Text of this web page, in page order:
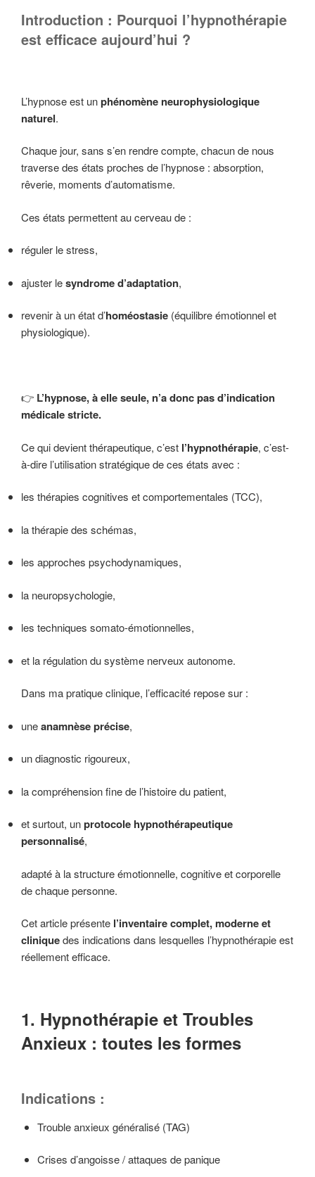
Introduction : Pourquoi l’hypnothérapie
est efficace aujourd’hui ?
L’hypnose est unphénomène neurophysiologique
naturel.
Chaque jour, sans s’en rendre compte, chacun de nous
traverse des états proches de l’hypnose : absorption,
rêverie, moments d’automatisme.
Ces états permettent au cerveau de :
réguler le stress,
ajuster lesyndrome d’adaptation,
revenir à un état d’homéostasie (équilibre émotionnel et
physiologique).
👉 L’hypnose, à elle seule, n’a donc pas d’indication
médicale stricte.
Ce qui devient thérapeutique, c’est l’hypnothérapie, c’est-
à-dire l’utilisation stratégique de ces états avec :
les thérapies cognitives et comportementales (TCC),
la thérapie des schémas,
les approches psychodynamiques,
la neuropsychologie,
les techniques somato-émotionnelles,
et la régulation du système nerveux autonome.
Dans ma pratique clinique, l’efficacité repose sur :
uneanamnèse précise,
un diagnostic rigoureux,
la compréhension fine de l’histoire du patient,
et surtout, unprotocole hypnothérapeutique
personnalisé,
adapté à la structure émotionnelle, cognitive et corporelle
de chaque personne.
Cet article présente l’inventaire complet, moderne et
cliniquedes indications dans lesquelles l’hypnothérapie est
réellement efficace.
1. Hypnothérapie et Troubles
Anxieux : toutes les formes
Indications :
Trouble anxieux généralisé (TAG)
Crises d’angoisse / attaques de panique